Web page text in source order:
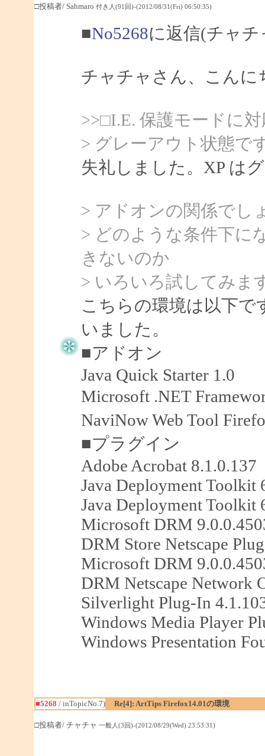
□投稿者/ Sahmaro 付き人(91回)-(2012/08/31(Fri) 06:50:35)
■No5268に返信(チャ
チャチャさん、こんに
>>□I.E. 保護モードに
> グレーアウト状態で
失礼しました。XP は
> アドオンの関係でし
> どのような条件下に
きないのか
> いろいろ試してみま
こちらの環境は以下で
いました。
■アドオン
Java Quick Starter 1.0
Microsoft .NET
NaviNow Web Tool
■プラグイン
Adobe Acrobat 8.1.0.137
Java Deployment Toolkit
Java Deployment Toolkit
Microsoft DRM
DRM Store Netscape
Microsoft DRM
DRM Netscape Network
Silverlight Plug-In
Windows Media Player
Windows Presentation
■5268 / inTopicNo.7) Re[4]: ArtTips Firefox14.01の環境
□投稿者/ チャチャ 一般人(3回)-(2012/08/29(Wed) 23:53:31)